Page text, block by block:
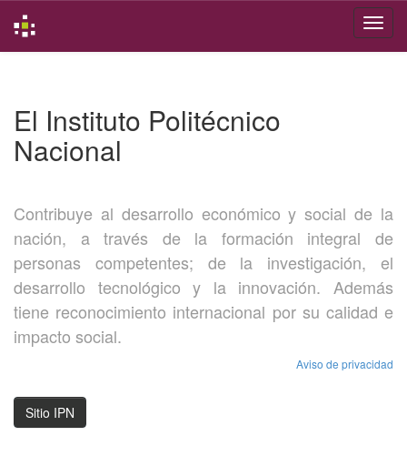
El Instituto Politécnico
Nacional
Contribuye al desarrollo económico y social de la
nación, a través de la formación integral de
personas competentes; de la investigación, el
desarrollo tecnológico y la innovación. Además
tiene reconocimiento internacional por su calidad e
impacto social.
Aviso de privacidad
Sitio IPN